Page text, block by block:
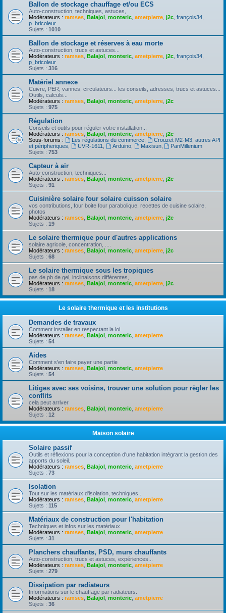
Ballon de stockage chauffage et/ou ECS
Auto-construction, techniques, astuces,
Modérateurs : ramses Balajol monteric ametpierre j2c françois34
p_bricoleur
Sujets : 1010
Ballon de stockage et réserves à eau morte
Auto-construction, trucs et astuces...
Modérateurs : ramses Balajol monteric ametpierre j2c françois34
p_bricoleur
Sujets : 316
Matériel annexe
Cuivre, PER, vannes, circulateurs... les conseils, adresses, trucs et astuces...
Outils, calculs...
Modérateurs : ramses Balajol monteric ametpierre j2c
Sujets : 975
Régulation
Conseils et outils pour réguler votre installation...
Modérateurs : ramses Balajol monteric ametpierre j2c
Sous-forums :
Les régulations du commerce,
Crouzet M2-M3, autres API
et péripheriques
UVR-1611 Arduino, Maxisun,
PanMillenium
Sujets : 753
Capteur à air
Auto-construction, techniques...
Modérateurs : ramses Balajol monteric ametpierre j2c
Sujets : 91
Cuisinière solaire four solaire cuisson solaire
vos contributions, four boite four parabolique, recettes de cuisine solaire,
photos
Modérateurs : ramses Balajol monteric ametpierre j2c
Sujets : 19
Le solaire thermique pour d'autres applications
solaire agricole, concentration, ....
Modérateurs : ramses Balajol monteric ametpierre j2c
Sujets : 68
Le solaire thermique sous les tropiques
pas de pb de gel, inclinaisons différentes, ....
Modérateurs : ramses Balajol monteric ametpierre j2c
Sujets : 18
Le solaire thermique et les institutions
Demandes de travaux
Comment installer en respectant la loi
Modérateurs : ramses Balajol monteric ametpierre
Sujets : 54
Aides
Comment s'en faire payer une partie
Modérateurs : ramses Balajol monteric ametpierre
Sujets : 54
Litiges avec ses voisins, trouver une solution pour règler les
conflits
cela peut arriver
Modérateurs : ramses Balajol monteric ametpierre
Sujets : 12
Maison solaire
Solaire passif
Outils et réflexions pour la conception d'une habitation intégrant la gestion des
apports du soleil.
Modérateurs : ramses Balajol monteric ametpierre
Sujets : 73
Isolation
Tout sur les matériaux d'isolation, techniques...
Modérateurs : ramses Balajol monteric ametpierre
Sujets : 115
Matériaux de construction pour l'habitation
Techniques et infos sur les matériaux
Modérateurs : ramses Balajol monteric ametpierre
Sujets : 31
Planchers chauffants, PSD, murs chauffants
Auto-construction, trucs et astuces, expériences...
Modérateurs : ramses Balajol monteric ametpierre
Sujets : 279
Dissipation par radiateurs
Informations sur le chauffage par radiateurs.
Modérateurs : ramses Balajol monteric ametpierre
Sujets : 36